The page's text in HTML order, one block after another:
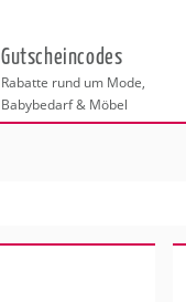
Gutscheincodes
Rabatte rund um Mode,
Babybedarf & Möbel